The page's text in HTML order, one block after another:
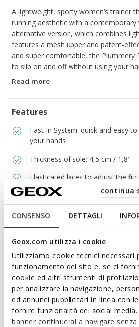
CONSENSO DETTAGLI
Geox.com utilizza i cookie
Utilizziamo cookie tecnici necessari
funzionamento del sito e, se ci
cookie ed altri strumenti di
per analizzare la navigazione,
ed annunci pubblicitari in linea con
fornire funzionalità dei social media.
banner continuerai a navigare
continua
A lightweight, sporty women’s trainer
running aesthetic with a contemporary
alternative version, which combines
features a mesh upper and patent-
and super comfortable, the Plummery
to slip on and off without using your
ITEM CODE:
Read more
Features
Fast In System: quick and easy
your hands
Thickness of sole: 4,5 cm / 1,8"
Elasticated laces to adjust the fit;
Materials
Technologies
Learn about the
shoes featuring
System